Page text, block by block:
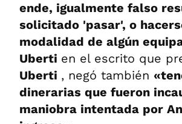
ende, igualmente falso
solicitado 'pasar', o
modalidad de algún
Uberti en el escrito que
Uberti , negó también
dinerarias que fueron
maniobra intentada por